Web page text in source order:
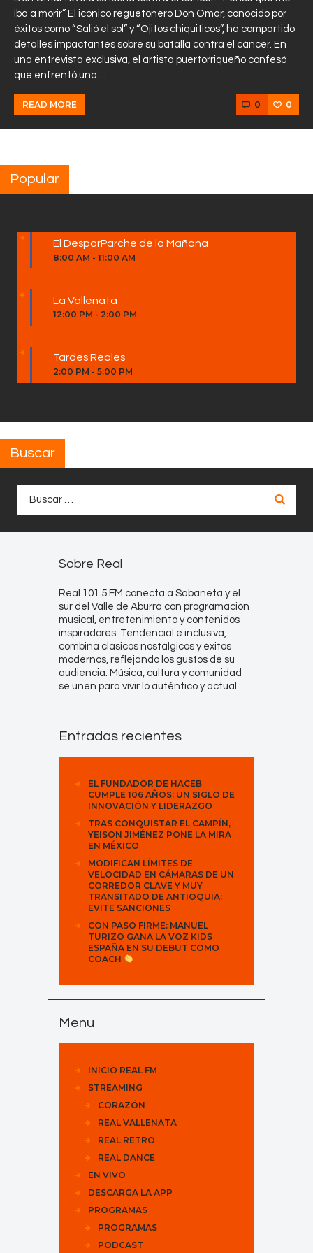
iba a morir” El icónico reguetonero Don Omar, conocido por
éxitos como “Salió el sol” y “Ojitos chiquiticos”, ha compartido
detalles impactantes sobre su batalla contra el cáncer. En
una entrevista exclusiva, el artista puertorriqueño confesó
que enfrentó uno…
READ MORE 0 0
Popular
El DesparParche de la Mañana
8:00 AM - 11:00 AM
La Vallenata
12:00 PM - 2:00 PM
Tardes Reales
2:00 PM - 5:00 PM
Buscar
Sobre Real
Real 101.5 FM conecta a Sabaneta y el
sur del Valle de Aburrá con programación
musical, entretenimiento y contenidos
inspiradores. Tendencial e inclusiva,
combina clásicos nostálgicos y éxitos
modernos, reflejando los gustos de su
audiencia. Música, cultura y comunidad
se unen para vivir lo auténtico y actual.
Entradas recientes
EL FUNDADOR DE HACEB
CUMPLE 106 AÑOS: UN SIGLO DE
INNOVACIÓN Y LIDERAZGO
TRAS CONQUISTAR EL CAMPÍN,
YEISON JIMÉNEZ PONE LA MIRA
EN MÉXICO
MODIFICAN LÍMITES DE
VELOCIDAD EN CÁMARAS DE UN
CORREDOR CLAVE Y MUY
TRANSITADO DE ANTIOQUIA:
EVITE SANCIONES
CON PASO FIRME: MANUEL
TURIZO GANA LA VOZ KIDS
ESPAÑA EN SU DEBUT COMO
COACH
Menu
INICIO REAL FM
STREAMING
CORAZÓN
REAL VALLENATA
REAL RETRO
REAL DANCE
EN VIVO
DESCARGA LA APP
PROGRAMAS
PROGRAMAS
PODCAST